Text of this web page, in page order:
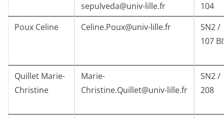
sepulveda@univ-lille.fr
104
Poux Celine
Celine.Poux@univ-lille.fr
SN2 /
107
Quillet Marie-
Christine
Marie-
Christine.Quillet@univ-lille.fr
SN2 /
208